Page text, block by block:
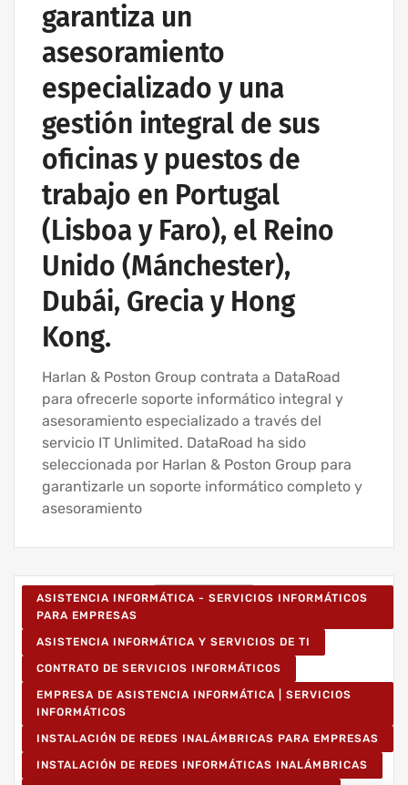
garantiza un
asesoramiento
especializado y una
gestión integral de sus
oficinas y puestos de
trabajo en Portugal
(Lisboa y Faro), el Reino
Unido (Mánchester),
Dubái, Grecia y Hong
Kong.
Harlan & Poston Group contrata a DataRoad
para ofrecerle soporte informático integral y
asesoramiento especializado a través del
servicio IT Unlimited. DataRoad ha sido
seleccionada por Harlan & Poston Group para
garantizarle un soporte informático completo y
asesoramiento
ASISTENCIA INFORMÁTICA - SERVICIOS INFORMÁTICOS
PARA EMPRESAS
ASISTENCIA INFORMÁTICA Y SERVICIOS DE TI
CONTRATO DE SERVICIOS INFORMÁTICOS
EMPRESA DE ASISTENCIA INFORMÁTICA | SERVICIOS
INFORMÁTICOS
INSTALACIÓN DE REDES INALÁMBRICAS PARA EMPRESAS
INSTALACIÓN DE REDES INFORMÁTICAS INALÁMBRICAS